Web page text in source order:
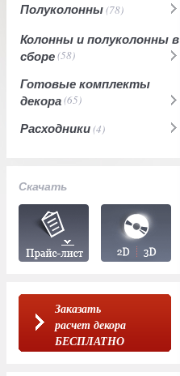
Полуколонны(78)
Колонны и полуколонны в
сборе(58)
Готовые комплекты
декора(65)
Расходники(4)
Скачать
Заказать
расчет декора
БЕСПЛАТНО